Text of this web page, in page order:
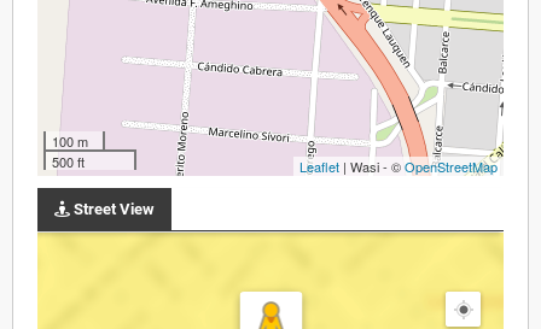
100 m
500 ft
Leaflet | Wasi - ©OpenStreetMap
Street View